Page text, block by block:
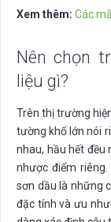
Xem thêm: Các
Nên chọn
liệu gì?
Trên thị trường
tường khổ lớn nói
nhau, hầu hết
nhược điểm
sơn dầu là những
đặc tính và ưu